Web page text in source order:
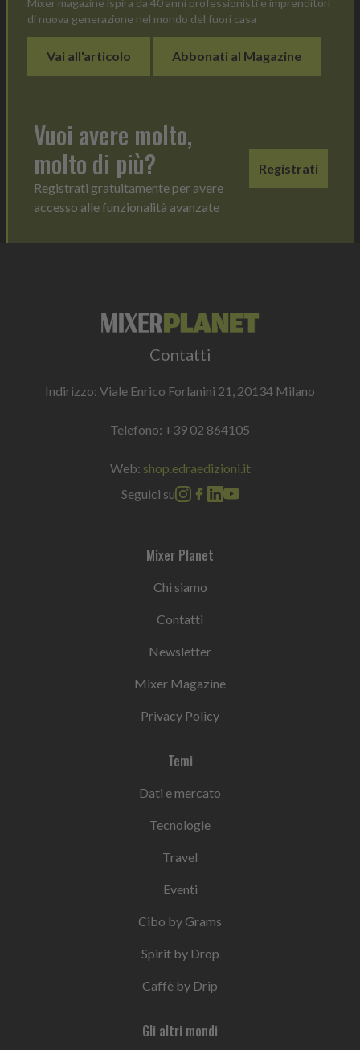
di nuova generazione nel mondo del fuori casa
Vai all'articolo Abbonati al Magazine
Vuoi avere molto,
molto di più?
Registrati gratuitamente per avere
accesso alle funzionalità avanzate
Registrati
Contatti
Indirizzo: Viale Enrico Forlanini 21, 20134 Milano
Telefono: +39 02 864105
Web: shop.edraedizioni.it
Seguici su
Mixer Planet
Chi siamo
Contatti
Newsletter
Mixer Magazine
Privacy Policy
Temi
Dati e mercato
Tecnologie
Travel
Eventi
Cibo by Grams
Spirit by Drop
Caffè by Drip
Gli altri mondi